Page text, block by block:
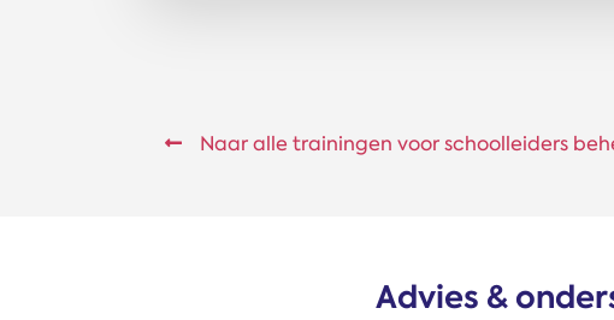
Naar alle trainingen voor schoolleiders
Advies &